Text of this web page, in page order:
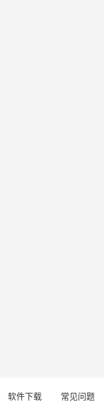
软件下载 常见问题